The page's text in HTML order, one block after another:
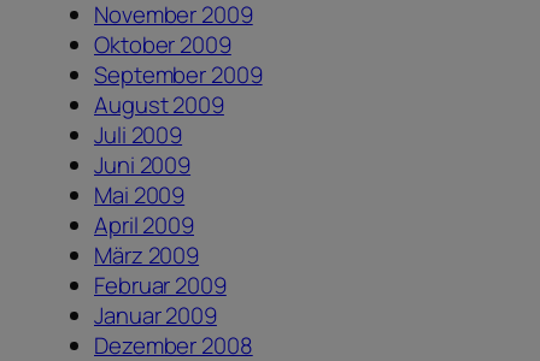
November 2009
Oktober 2009
September 2009
August 2009
Juli 2009
Juni 2009
Mai 2009
April 2009
März 2009
Februar 2009
Januar 2009
Dezember 2008